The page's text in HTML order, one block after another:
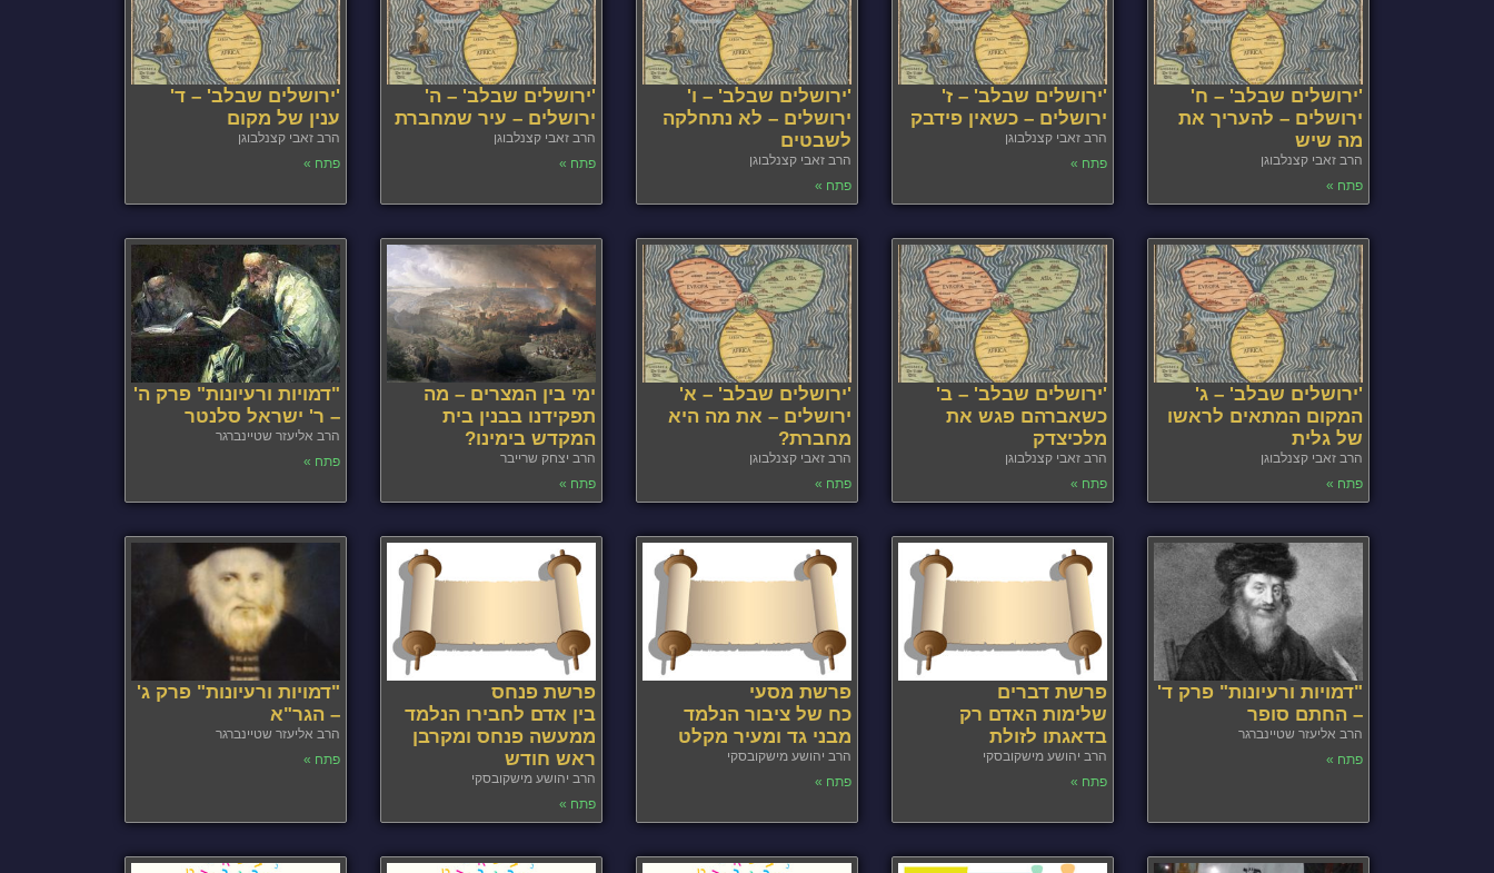
'ירושלים שבלב' – ח'
ירושלים – להעריך את
מה שיש
הרב זאבי קצנלבוגן
פתח »
'ירושלים שבלב' – ז'
ירושלים – כשאין פידבק
הרב זאבי קצנלבוגן
פתח »
'ירושלים שבלב' – ו'
ירושלים – לא נתחלקה
לשבטים
הרב זאבי קצנלבוגן
פתח »
'ירושלים שבלב' – ה'
ירושלים – עיר שמחברת
הרב זאבי קצנלבוגן
פתח »
'ירושלים שבלב' – ד'
ענין של מקום
הרב זאבי קצנלבוגן
פתח »
'ירושלים שבלב' – ג'
המקום המתאים לראשו
של גלית
הרב זאבי קצנלבוגן
פתח »
'ירושלים שבלב' – ב'
כשאברהם פגש את
מלכיצדק
הרב זאבי קצנלבוגן
פתח »
'ירושלים שבלב' – א'
ירושלים – את מה היא
מחברת?
הרב זאבי קצנלבוגן
פתח »
ימי בין המצרים – מה
תפקידנו בבנין בית
המקדש בימינו?
הרב יצחק שרייבר
פתח »
"דמויות ורעיונות" פרק ה'
– ר' ישראל סלנטר
הרב אליעזר שטיינברגר
פתח »
"דמויות ורעיונות" פרק ד'
– החתם סופר
הרב אליעזר שטיינברגר
פתח »
פרשת דברים
שלימות האדם רק
בדאגתו לזולת
הרב יהושע מישקובסקי
פתח »
פרשת מסעי
כח של ציבור הנלמד
מבני גד ומעיר מקלט
הרב יהושע מישקובסקי
פתח »
פרשת פנחס
בין אדם לחבירו הנלמד
ממעשה פנחס ומקרבן
ראש חודש
הרב יהושע מישקובסקי
פתח »
"דמויות ורעיונות" פרק ג'
– הגר"א
הרב אליעזר שטיינברגר
פתח »